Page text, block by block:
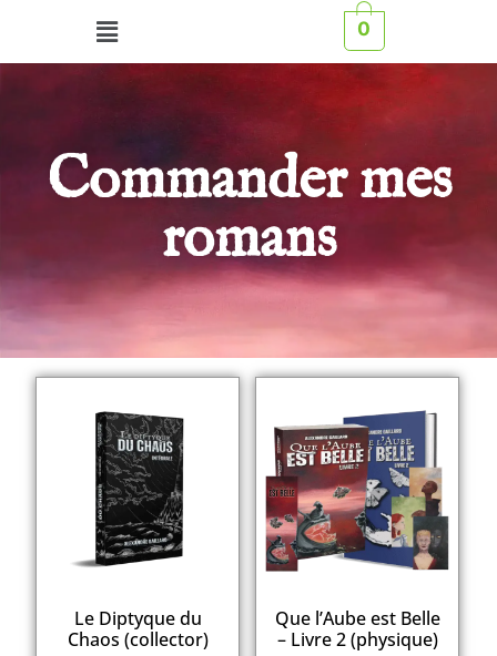
0
Commander mes
romans
Le Diptyque du
Chaos (collector)
Que l’Aube est Belle
– Livre 2 (physique)